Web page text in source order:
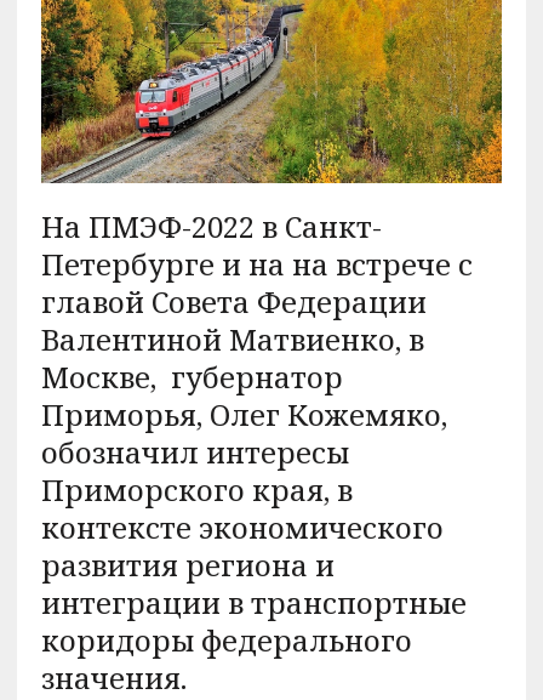
На ПМЭФ-2022 в Санкт-
Петербурге и на на встрече с
главой Совета Федерации
Валентиной Матвиенко, в
Москве, губернатор
Приморья, Олег Кожемяко,
обозначил интересы
Приморского края, в
контексте экономического
развития региона и
интеграции в транспортные
коридоры федерального
значения.